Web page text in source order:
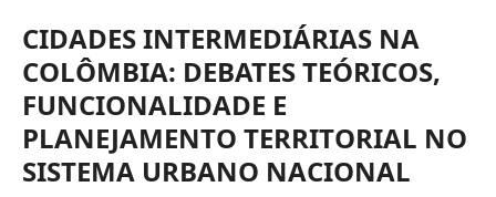
CIDADES INTERMEDIÁRIAS NA
COLÔMBIA: DEBATES TEÓRICOS,
FUNCIONALIDADE E
PLANEJAMENTO TERRITORIAL NO
SISTEMA URBANO NACIONAL